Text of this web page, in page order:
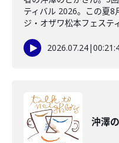
ティバル 2026。この夏8
ジ・オザワ松本フェステ
2026.07.24|
沖澤